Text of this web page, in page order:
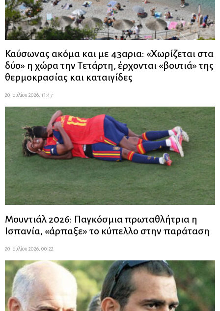
Καύσωνας ακόμα και με 43αρια: «Χωρίζεται στα
δύο» η χώρα την Τετάρτη, έρχονται «βουτιά» της
θερμοκρασίας και καταιγίδες
20 Ιουλίου 2026, 13:47
Μουντιάλ 2026: Παγκόσμια πρωταθλήτρια η
Ισπανία, «άρπαξε» το κύπελλο στην παράταση
20 Ιουλίου 2026, 00:22